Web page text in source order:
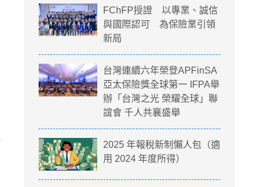
FChFP授證 以專業、誠信
與國際認可 為保險業引領
新局
台灣連續六年榮登APFinSA
亞太保險獎全球第一 IFPA舉
辦「台灣之光 榮耀全球」聯
誼會 千人共襄盛舉
2025 年報稅新制懶人包（適
用 2024 年度所得）